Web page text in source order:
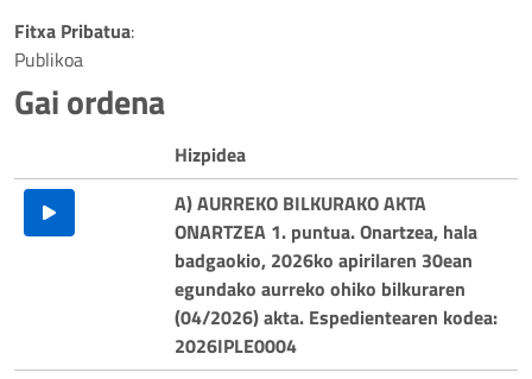
Fitxa Pribatua:
Publikoa
Gai ordena
Hizpidea
A) AURREKO BILKURAKO AKTA
ONARTZEA 1. puntua. Onartzea, hala
badgaokio, 2026ko apirilaren 30ean
egundako aurreko ohiko bilkuraren
(04/2026) akta. Espedientearen kodea:
2026IPLE0004